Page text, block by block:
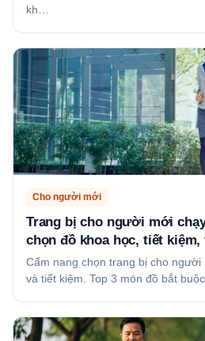
kh…
Cho người mới
Trang bị cho người mới
chọn đồ khoa học, tiết
Cẩm nang chọn trang bị cho
và tiết kiệm. Top 3 món đồ bắt